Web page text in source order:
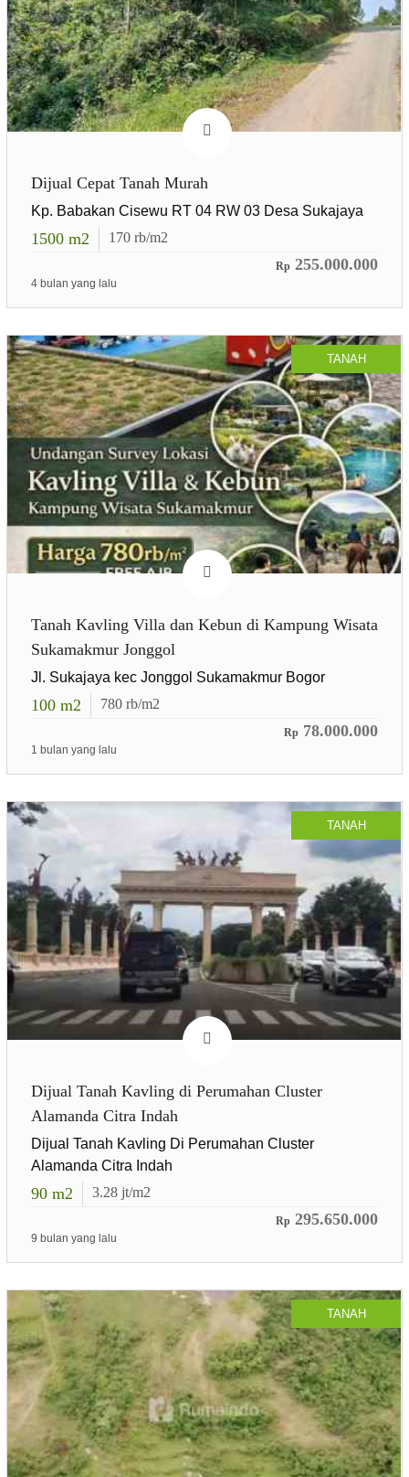
Dijual Cepat Tanah Murah
Kp. Babakan Cisewu RT 04 RW 03 Desa Sukajaya
1500 m2 170 rb/m2
Rp 255.000.000
4 bulan yang lalu
TANAH
Tanah Kavling Villa dan Kebun di Kampung Wisata
Sukamakmur Jonggol
Jl. Sukajaya kec Jonggol Sukamakmur Bogor
100 m2 780 rb/m2
Rp 78.000.000
1 bulan yang lalu
TANAH
Dijual Tanah Kavling di Perumahan Cluster
Alamanda Citra Indah
Dijual Tanah Kavling Di Perumahan Cluster
Alamanda Citra Indah
90 m2 3.28 jt/m2
Rp 295.650.000
9 bulan yang lalu
TANAH